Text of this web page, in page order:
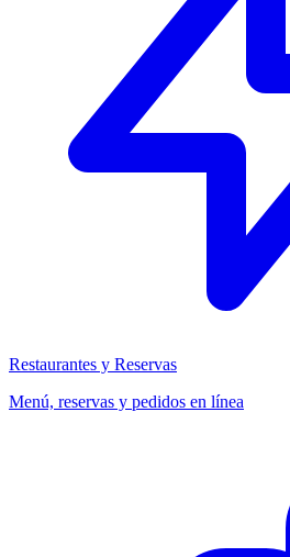
Restaurantes y Reservas
Menú, reservas y pedidos en línea